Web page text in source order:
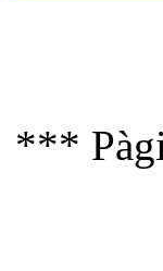
***